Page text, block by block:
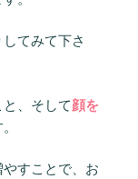
てみて下さ
と、そして顔を
すことで、お